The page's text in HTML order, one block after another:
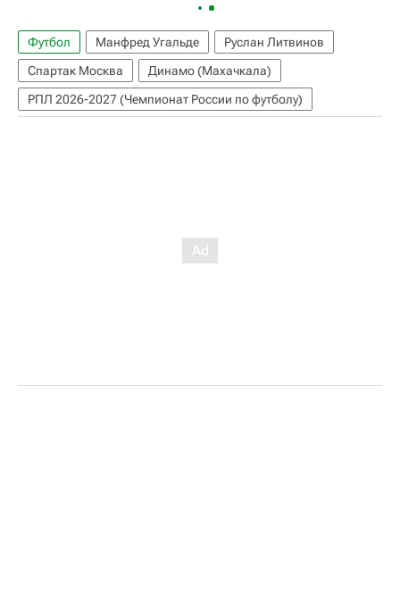
Футбол Манфред Угальде
Руслан Литвинов
Спартак Москва
Динамо (Махачкала)
РПЛ 2026-2027 (Чемпионат России по футболу)